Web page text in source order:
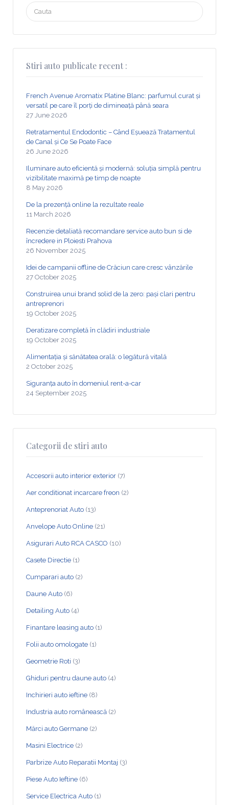
Search
for:
Stiri auto publicate recent :
French Avenue Aromatix Platine Blanc: parfumul curat și
versatil pe care îl porți de dimineață până seara
27 June 2026
Retratamentul Endodontic – Când Eșuează Tratamentul
de Canal și Ce Se Poate Face
26 June 2026
Iluminare auto eficientă și modernă: soluția simplă pentru
vizibilitate maximă pe timp de noapte
8 May 2026
De la prezență online la rezultate reale
11 March 2026
Recenzie detaliată recomandare service auto bun si de
încredere in Ploiesti Prahova
26 November 2025
Idei de campanii offline de Crăciun care cresc vânzările
27 October 2025
Construirea unui brand solid de la zero: pași clari pentru
antreprenori
19 October 2025
Deratizare completă în clădiri industriale
19 October 2025
Alimentația și sănătatea orală: o legătură vitală
2 October 2025
Siguranța auto în domeniul rent-a-car
24 September 2025
Categorii de stiri auto
Accesorii auto interior exterior (7)
Aer conditionat incarcare freon (2)
Anteprenoriat Auto (13)
Anvelope Auto Online (21)
Asigurari Auto RCA CASCO (10)
Casete Directie (1)
Cumparari auto (2)
Daune Auto (6)
Detailing Auto (4)
Finantare leasing auto (1)
Folii auto omologate (1)
Geometrie Roti (3)
Ghiduri pentru daune auto (4)
Inchirieri auto ieftine (8)
Industria auto românească (2)
Mărci auto Germane (2)
Masini Electrice (2)
Parbrize Auto Reparatii Montaj (3)
Piese Auto Ieftine (6)
Service Electrica Auto (1)